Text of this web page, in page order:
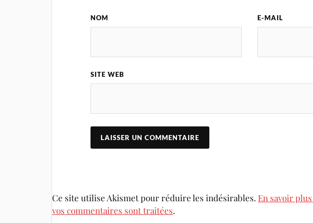
NOM E-MAIL
SITE WEB
Ce site utilise Akismet pour réduire les indésirables. En savoir
vos commentaires sont traitées.